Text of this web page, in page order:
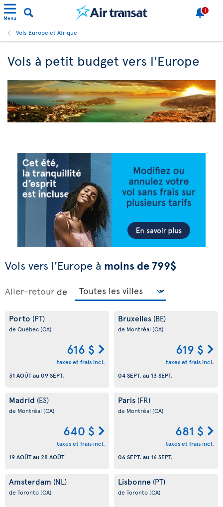
Menu
1
Vols Europe et Afrique
Vols à petit budget vers l'Europe
Vols vers l'Europe à moins de 799$
Aller-retour de
Porto (PT)
de Québec(CA)
616 $
taxes et frais incl.
31 AOÛTau 09 SEPT.
Bruxelles (BE)
de Montréal (CA)
619 $
taxes et frais incl.
04 SEPT. au 13 SEPT.
Madrid (ES)
de Montréal (CA)
640 $
taxes et frais incl.
19 AOÛTau 28 AOÛT
Paris (FR)
de Montréal (CA)
681 $
taxes et frais incl.
06 SEPT. au 16 SEPT.
Amsterdam (NL)
de Toronto(CA)
Lisbonne (PT)
de Toronto(CA)